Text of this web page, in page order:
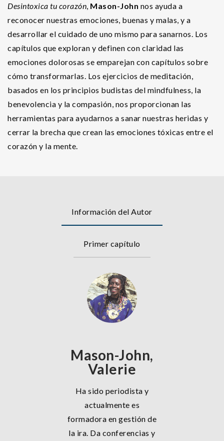
Desintoxica tu corazón, Mason-John nos ayuda a
reconocer nuestras emociones, buenas y malas, y a
desarrollar el cuidado de uno mismo para sanarnos. Los
capítulos que exploran y definen con claridad las
emociones dolorosas se emparejan con capítulos sobre
cómo transformarlas. Los ejercicios de meditación,
basados en los principios budistas del mindfulness, la
benevolencia y la compasión, nos proporcionan las
herramientas para ayudarnos a sanar nuestras heridas y
cerrar la brecha que crean las emociones tóxicas entre el
corazón y la mente.
Información del Autor
Primer capítulo
Mason-John,
Valerie
Ha sido periodista y
actualmente es
formadora en gestión de
la ira. Da conferencias y